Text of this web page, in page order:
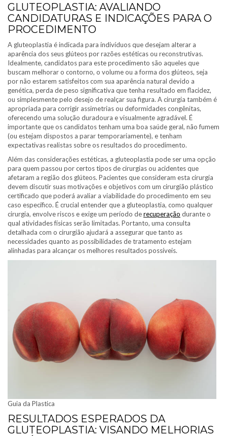
GLUTEOPLASTIA: AVALIANDO
CANDIDATURAS E INDICAÇÕES PARA O
PROCEDIMENTO
A gluteoplastia é indicada para indivíduos que desejam alterar a
aparência dos seus glúteos por razões estéticas ou reconstrutivas.
Idealmente, candidatos para este procedimento são aqueles que
buscam melhorar o contorno, o volume ou a forma dos glúteos, seja
por não estarem satisfeitos com sua aparência natural devido a
genética, perda de peso significativa que tenha resultado em flacidez,
ou simplesmente pelo desejo de realçar sua figura. A cirurgia também é
apropriada para corrigir assimetrias ou deformidades congênitas,
oferecendo uma solução duradoura e visualmente agradável. É
importante que os candidatos tenham uma boa saúde geral, não fumem
(ou estejam dispostos a parar temporariamente), e tenham
expectativas realistas sobre os resultados do procedimento.
Além das considerações estéticas, a gluteoplastia pode ser uma opção
para quem passou por certos tipos de cirurgias ou acidentes que
afetaram a região dos glúteos. Pacientes que consideram esta cirurgia
devem discutir suas motivações e objetivos com um cirurgião plástico
certificado que poderá avaliar a viabilidade do procedimento em seu
caso específico. É crucial entender que a gluteoplastia, como qualquer
cirurgia, envolve riscos e exige um período derecuperação durante o
qual atividades físicas serão limitadas. Portanto, uma consulta
detalhada com o cirurgião ajudará a assegurar que tanto as
necessidades quanto as possibilidades de tratamento estejam
alinhadas para alcançar os melhores resultados possíveis.
Guia da Plastica
RESULTADOS ESPERADOS DA
GLUTEOPLASTIA: VISANDO MELHORIAS